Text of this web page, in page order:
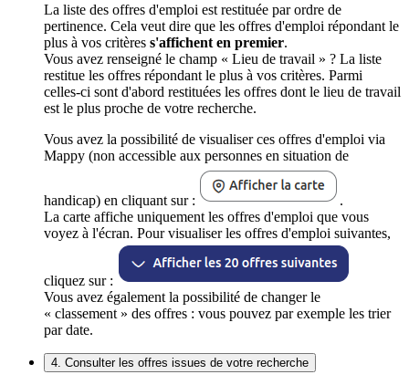
La liste des offres d'emploi est restituée par ordre de
pertinence. Cela veut dire que les offres d'emploi répondant le
plus à vos critères s'affichent en premier.
Vous avez renseigné le champ « Lieu de travail » ? La liste
restitue les offres répondant le plus à vos critères. Parmi
celles-ci sont d'abord restituées les offres dont le lieu de travail
est le plus proche de votre recherche.
Vous avez la possibilité de visualiser ces offres d'emploi via
Mappy (non accessible aux personnes en situation de
handicap) en cliquant sur :
.
La carte affiche uniquement les offres d'emploi que vous
voyez à l'écran. Pour visualiser les offres d'emploi suivantes,
cliquez sur :
Vous avez également la possibilité de changer le
« classement » des offres : vous pouvez par exemple les trier
par date.
4. Consulter les offres issues de votre recherche